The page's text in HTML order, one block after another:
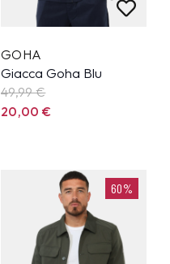
GOHA
Giacca Goha Blu
49,99€
20,00€
60%